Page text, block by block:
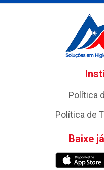
Política
Política de
Baixe